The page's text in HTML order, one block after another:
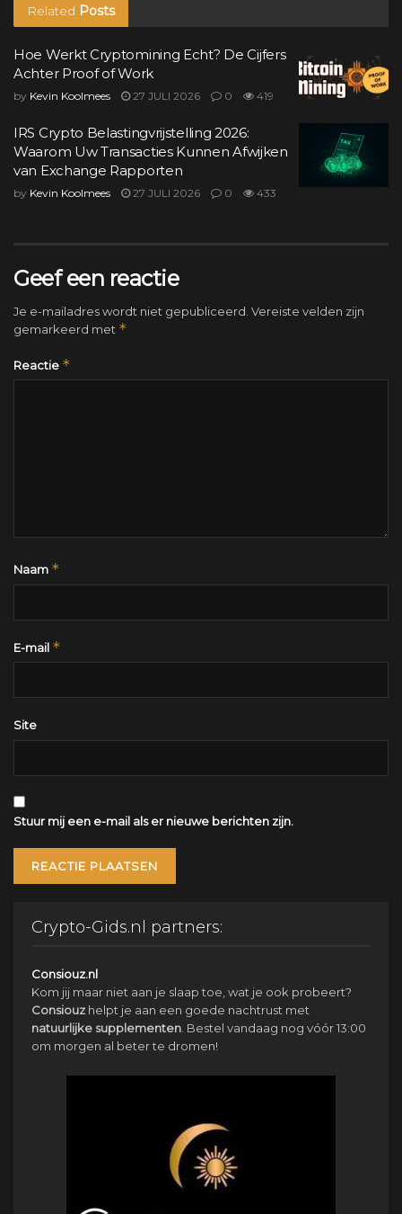
Related Posts
Hoe Werkt Cryptomining Echt? De Cijfers
Achter Proof of Work
by Kevin Koolmees 27 JULI 2026 0 419
IRS Crypto Belastingvrijstelling 2026:
Waarom Uw Transacties Kunnen Afwijken
van Exchange Rapporten
by Kevin Koolmees 27 JULI 2026 0 433
Geef een reactie
Je e-mailadres wordt niet gepubliceerd. Vereiste velden zijn
gemarkeerd met *
Reactie *
Naam *
E-mail *
Site
Stuur mij een e-mail als er nieuwe berichten zijn.
Crypto-Gids.nl partners:
Consiouz.nl
Kom jij maar niet aan je slaap toe, wat je ook probeert?
Consiouz helpt je aan een goede nachtrust met
natuurlijke supplementen . Bestel vandaag nog vóór 13:00
om morgen al beter te dromen!